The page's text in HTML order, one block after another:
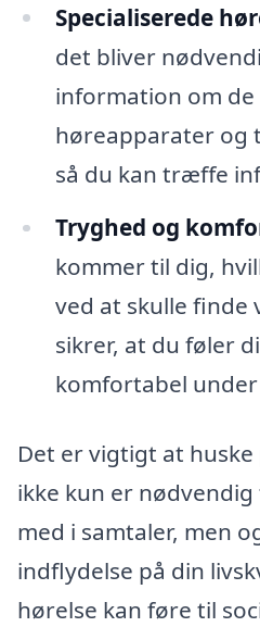
Specialiserede
det bliver
information om de
høreapparater og
så du kan træffe
Tryghed og
kommer til dig,
ved at skulle finde
sikrer, at du føler
komfortabel
Det er vigtigt at
ikke kun er
med i samtaler, men
indflydelse på din
hørelse kan føre til